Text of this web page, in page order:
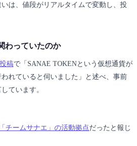
は、値段がリアルタイムで変動し、投
わっていたのか
稿で「SANAE TOKENという仮想通貨が
れていると伺いました」と述べ、事前
ています。
チームサナエ」の活動拠点だったと報じ